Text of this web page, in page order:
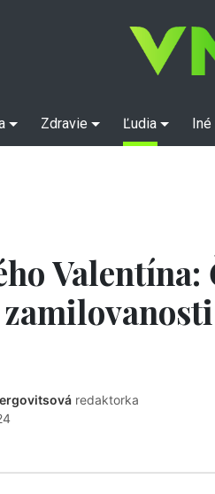
Zdravie Ľudia Iné
Valentína:
redaktorka